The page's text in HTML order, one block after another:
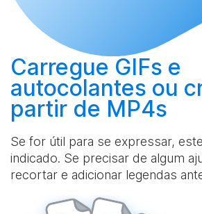
Carregue GIFs e
autocolantes ou
partir de MP4s
Se for útil para se expressar,
indicado. Se precisar de algum
recortar e adicionar legendas